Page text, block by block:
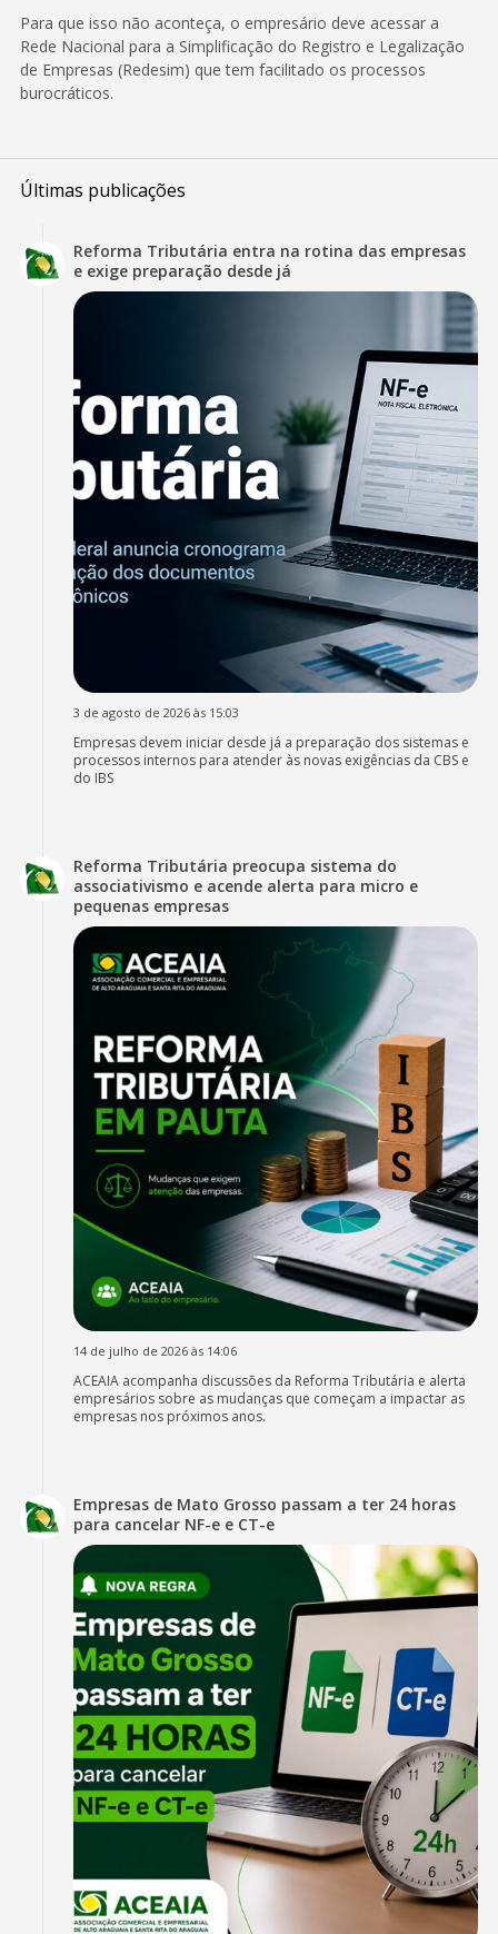
Para que isso não aconteça, o empresário deve acessar a
Rede Nacional para a Simplificação do Registro e Legalização
de Empresas (Redesim) que tem facilitado os processos
burocráticos.
Últimas publicações
Reforma Tributária entra na rotina das empresas
e exige preparação desde já
3 de agosto de 2026 às 15:03
Empresas devem iniciar desde já a preparação dos sistemas e
processos internos para atender às novas exigências da CBS e
do IBS
Reforma Tributária preocupa sistema do
associativismo e acende alerta para micro e
pequenas empresas
14 de julho de 2026 às 14:06
ACEAIA acompanha discussões da Reforma Tributária e alerta
empresários sobre as mudanças que começam a impactar as
empresas nos próximos anos.
Empresas de Mato Grosso passam a ter 24 horas
para cancelar NF-e e CT-e